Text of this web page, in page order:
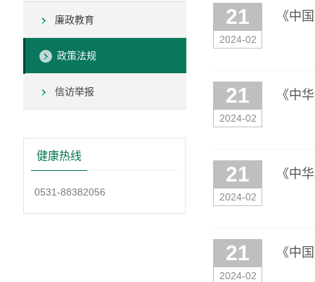
廉政教育
政策法规
信访举报
健康热线
0531-88382056
21
2024-02
《中
21
2024-02
《中
21
2024-02
《中
21
2024-02
《中